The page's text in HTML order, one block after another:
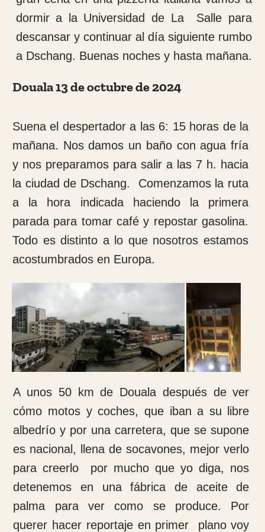
a noche de lluvias intensas me levanto para
darme una ducha y hacer un buen
desayuno.
aguacate, bollo y pastas hechas aquí, el
bollo es parecido el sabor a un “panetone”.
A las ocho de la mañana se hace una oración
en la capilla del hospital leyendo una lectura y
después se hace un rezo y se pide por
todos y a continuación se hace un oración
por la virgen de norte dame de la Santé.
Después nos vamos cada cooperante a su
puesto de trabajo a realizar sus funciones. Al
profesionales del lugar están acostumbrados
a trabajar de manera distinta a nosotros y
verdad es que a pesar de todo no lo hacen
mal. Allí lo que manejan muy bien son las
heridas por accidentes de tráfico
grandes úlceras que no había visto en mi
vida, tumores con afectación de gran tamaño